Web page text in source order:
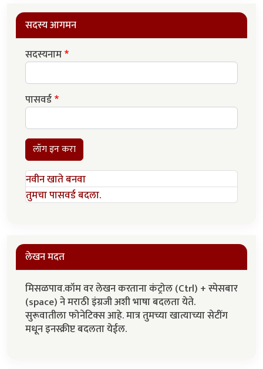
सदस्य आगमन
सदस्यनाम
पासवर्ड
लॉग इन करा
नवीन खाते बनवा
तुमचा पासवर्ड बदला.
लेखन मदत
मिसळपाव.कॉम वर लेखन करताना कंट्रोल (Ctrl) + स्पेसबार
(space) ने मराठी इंग्रजी अशी भाषा बदलता येते.
सुरूवातीला फोनेटिक्स आहे. मात्र तुमच्या खात्याच्या सेटींग
मधून इनस्क्रीप्ट बदलता येईल.